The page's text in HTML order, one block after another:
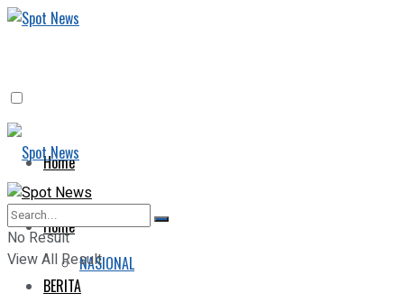
Home
BERITA
NASIONAL
Home
BERITA
No Result
View All Result